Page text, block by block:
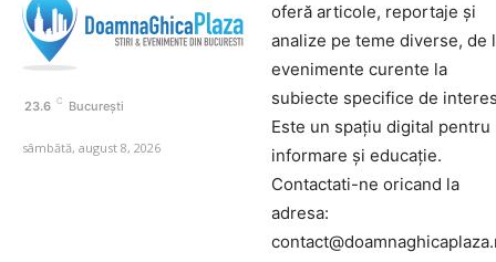
23.6 C București
sâmbătă, august 8, 2026
oferă articole, reportaje și
analize pe teme diverse, de
evenimente curente la
subiecte specifice de
Este un spațiu digital pentru
informare și educație.
Contactati-ne oricand la
adresa: